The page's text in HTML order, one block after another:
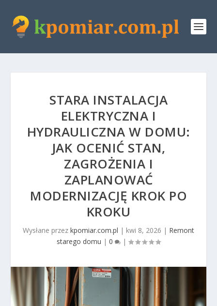
STARA INSTALACJA
ELEKTRYCZNA I
HYDRAULICZNA W DOMU:
JAK OCENIĆ STAN,
ZAGROŻENIA I
ZAPLANOWAĆ
MODERNIZACJĘ KROK PO
KROKU
Wysłane przez kpomiar.com.pl | kwi 8, 2026 | Remont
starego domu | 0 |